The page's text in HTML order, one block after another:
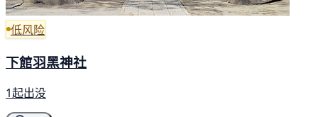
低风险
下館羽黑神社
1起出没